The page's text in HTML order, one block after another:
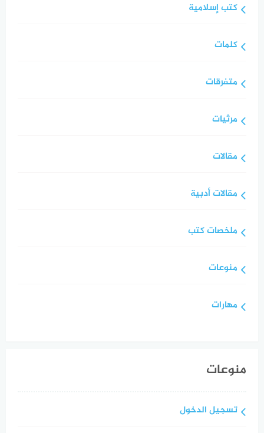
كتب إسلامية
كلمات
متفرقات
مرثيات
مقالات
مقالات أدبية
ملخصات كتب
منوعات
مهارات
منوعات
تسجيل الدخول